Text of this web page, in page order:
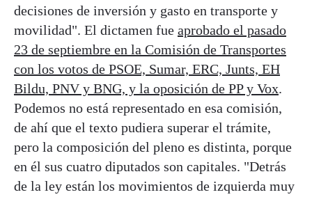
decisiones de inversión y gasto en transporte y
movilidad". El dictamen fue aprobado el pasado
23 de septiembre en la Comisión de Transportes
con los votos de PSOE, Sumar, ERC, Junts, EH
Bildu, PNV y BNG, y la oposición de PP y Vox.
Podemos no está representado en esa comisión,
de ahí que el texto pudiera superar el trámite,
pero la composición del pleno es distinta, porque
en él sus cuatro diputados son capitales. "Detrás
de la ley están los movimientos de izquierda muy